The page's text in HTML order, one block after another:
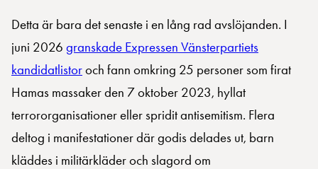
Detta är bara det senaste i en lång rad avslöjanden. I
juni 2026 granskade Expressen Vänsterpartiets
kandidatlistoroch fann omkring 25 personer som firat
Hamas massaker den 7 oktober 2023, hyllat
terrororganisationer eller spridit antisemitism. Flera
deltog i manifestationer där godis delades ut, barn
kläddes i militärkläder och slagord om